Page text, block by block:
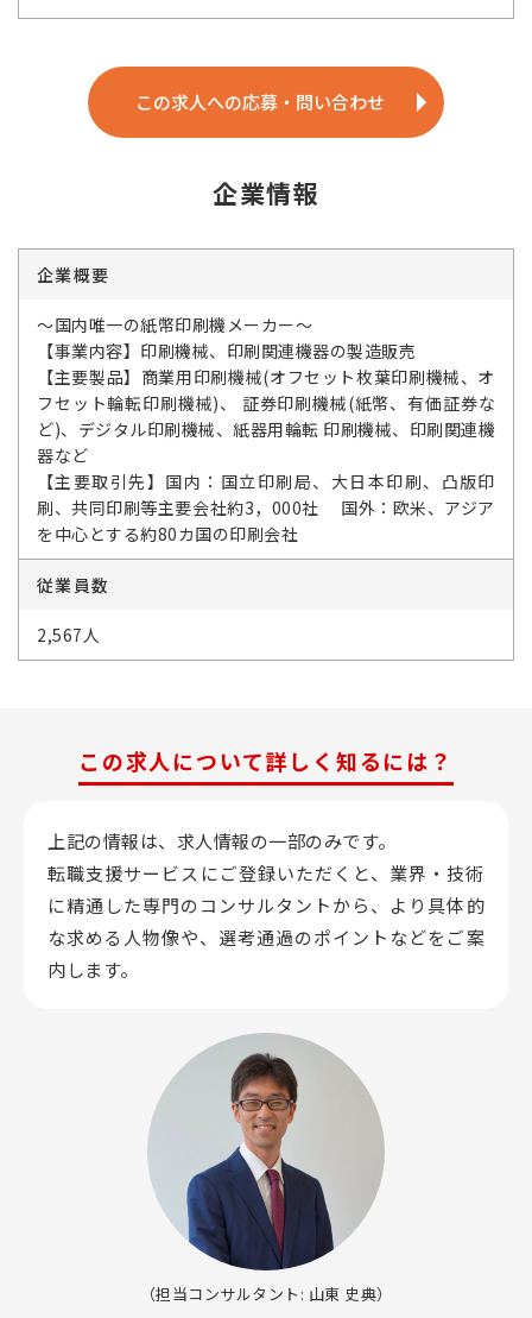
この求人への応募・問い合わせ
企業情報
企業概要
～国内唯一の紙幣印刷機メーカー～
【事業内容】印刷機械、印刷関連機器の製造販売
【主要製品】商業用印刷機械(オフセット枚葉印刷機械、オ
フセット輪転印刷機械)、 証券印刷機械(紙幣、有価証券な
ど)、デジタル印刷機械、紙器用輪転 印刷機械、印刷関連機
器など
【主要取引先】国内：国立印刷局、大日本印刷、凸版印
刷、共同印刷等主要会社約3，000社 国外：欧米、アジア
を中心とする約80カ国の印刷会社
従業員数
2,567人
この求人について詳しく知るには？
上記の情報は、求人情報の一部のみです。
転職支援サービスにご登録いただくと、業界・技術
に精通した専門のコンサルタントから、 より具体的
な求める人物像や、選考通過のポイントなどをご案
内します。
（担当コンサルタント: 山東 史典）